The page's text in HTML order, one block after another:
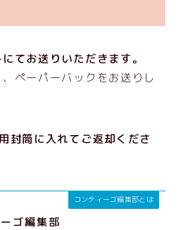
てお送りいただきます。
ペーパーバックをお送りし
封筒に入れてご返却くださ
コンティーゴ編集部とは
ゴ編集部